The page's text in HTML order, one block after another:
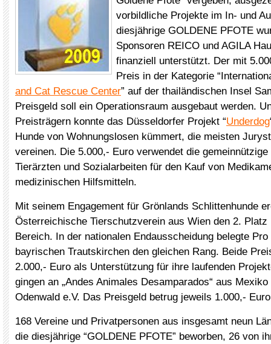
vorbildliche Projekte im In- und
diesjährige GOLDENE PFOTE
Sponsoren REICO und AGILA
finanziell unterstützt. Der mit
Preis in der Kategorie
and Cat Rescue Center” auf der thailändischen Insel
Preisgeld soll ein Operationsraum ausgebaut werden.
Preisträgern konnte das Düsseldorfer Projekt “Underdog
Hunde von Wohnungslosen kümmert, die meisten
vereinen. Die 5.000,- Euro verwendet die
Tierärzten und Sozialarbeiten für den Kauf von
medizinischen Hilfsmitteln.
Mit seinem Engagement für Grönlands Schlittenhunde
Österreichische Tierschutzverein aus Wien den 2. Platz
Bereich. In der nationalen Endausscheidung belegte
bayrischen Trautskirchen den gleichen Rang. Beide
2.000,- Euro als Unterstützung für ihre laufenden
gingen an „Andes Animales Desamparados“ aus
Odenwald e.V. Das Preisgeld betrug jeweils 1.000,-
168 Vereine und Privatpersonen aus insgesamt neun
die diesjährige “GOLDENE PFOTE” beworben, 26 von